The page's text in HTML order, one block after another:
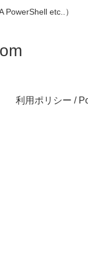
PowerShell etc..）
利用ポリシー /